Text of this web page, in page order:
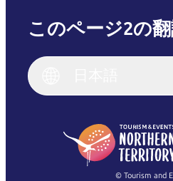
このページ2の
English (US)
English
(Singapore)
Français
© Tourism and